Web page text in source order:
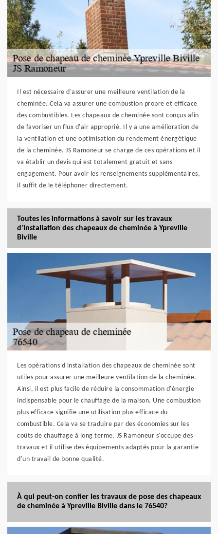
Il est nécessaire d'assurer une meilleure ventilation de la
cheminée. Cela va assurer une combustion propre et efficace
des combustibles. Les chapeaux de cheminée sont conçus afin
de favoriser un flux d'air approprié. Il y a une amélioration de
la ventilation et une optimisation du rendement énergétique
de la cheminée. JS Ramoneur se charge de ces opérations et il
va établir un devis qui est totalement gratuit et sans
engagement. Pour avoir les renseignements supplémentaires,
il suffit de le téléphoner directement.
Toutes les informations à savoir sur les travaux
d'installation des chapeaux de cheminée à Ypreville
Biville
Les opérations d'installation des chapeaux de cheminée sont
utiles pour assurer une meilleure ventilation de la cheminée.
Ainsi, il est plus facile de réduire la consommation d'énergie
indispensable pour le chauffage de la maison. Une combustion
plus efficace signifie une utilisation plus efficace du
combustible. Cela va se traduire par des économies sur les
coûts de chauffage à long terme. JS Ramoneur s'occupe des
travaux et il utilise des équipements adaptés pour la garantie
d'un travail de bonne qualité.
À qui peut-on confier les travaux de pose des chapeaux
de cheminée à Ypreville Biville dans le 76540?